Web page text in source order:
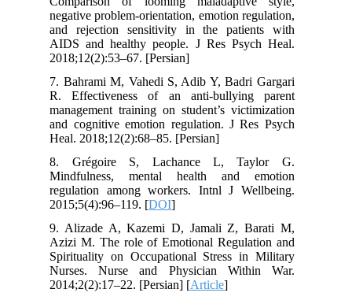
negative problem-orientation, emotion regulation,
and rejection sensitivity in the patients with
AIDS and healthy people. J Res Psych Heal.
2018;12(2):53–67. [Persian]
7. Bahrami M, Vahedi S, Adib Y, Badri Gargari
R. Effectiveness of an anti-bullying parent
management training on student’s victimization
and cognitive emotion regulation. J Res Psych
Heal. 2018;12(2):68–85. [Persian]
8. Grégoire S, Lachance L, Taylor G.
Mindfulness, mental health and emotion
regulation among workers. Intnl J Wellbeing.
2015;5(4):96–119. [DOI
9. Alizade A, Kazemi D, Jamali Z, Barati M,
Azizi M. The role of Emotional Regulation and
Spirituality on Occupational Stress in Military
Nurses. Nurse and Physician Within War.
2014;2(2):17–22. [Persian] [Article